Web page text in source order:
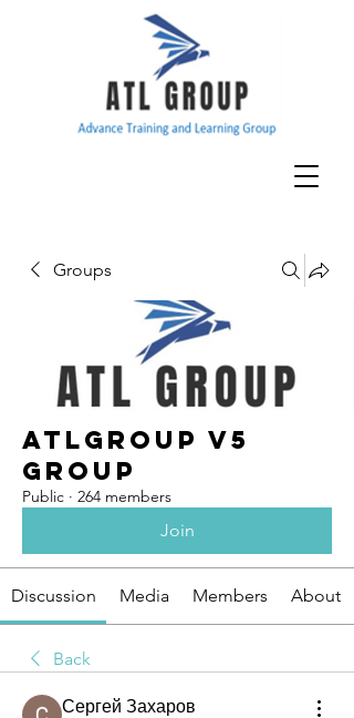
Groups
ATLGroup v5
Group
Public · 264 members
Join
Discussion Media Members About
Back
Сергей Захаров